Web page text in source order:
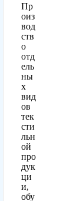
Пр
оиз
вод
ств
о
отд
ель
ны
х
вид
ов
тек
сти
льн
ой
про
дук
ци
и,
обу